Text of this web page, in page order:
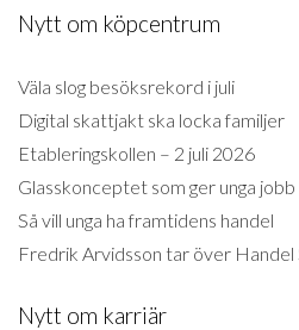
Nytt om köpcentrum
Väla slog besöksrekord i juli
Digital skattjakt ska locka familjer
Etableringskollen – 2 juli 2026
Glasskonceptet som ger unga jobb
Så vill unga ha framtidens handel
Fredrik Arvidsson tar över Handel
Nytt om karriär